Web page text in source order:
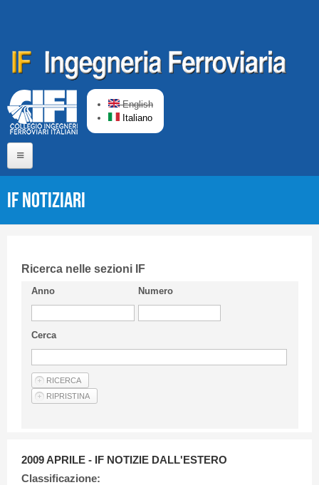
English
Italiano
CIFI in breve
Linee Guida
Privacy Policy
Articoli
IF Notiziari
Ricerca nelle sezioni IF
Anno Numero
Cerca
2009 APRILE - IF NOTIZIE DALL'ESTERO
Classificazione: